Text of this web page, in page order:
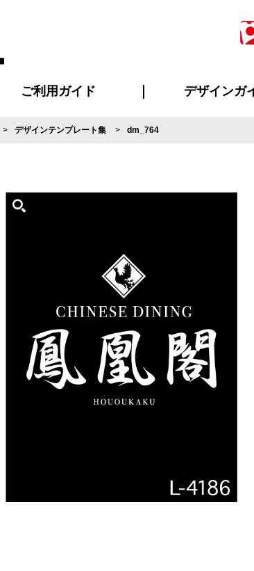
ご利用ガイド
ご利用ガイド
はじめての方へ
再注文の方へ
お支払い方法について
割引まとめページ
発送・特急サービスについて
版の保管期限について
マイページ会員のメリット
よくあるご質問
デザインガ
デザインテンプレート集 dm_764